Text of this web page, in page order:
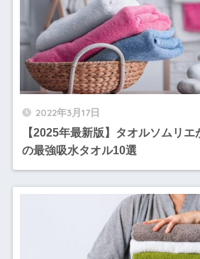
2022年3月17日
【2025年最新版】タオルソムリ
の最強吸水タオル10選